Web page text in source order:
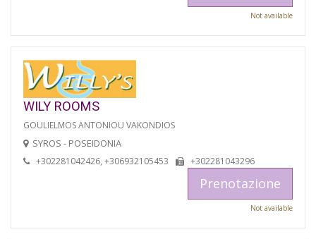
Not available
WILY ROOMS
GOULIELMOS ANTONIOU VAKONDIOS
SYROS - POSEIDONIA
+302281042426, +306932105453 +302281043296
Prenotazione
Not available